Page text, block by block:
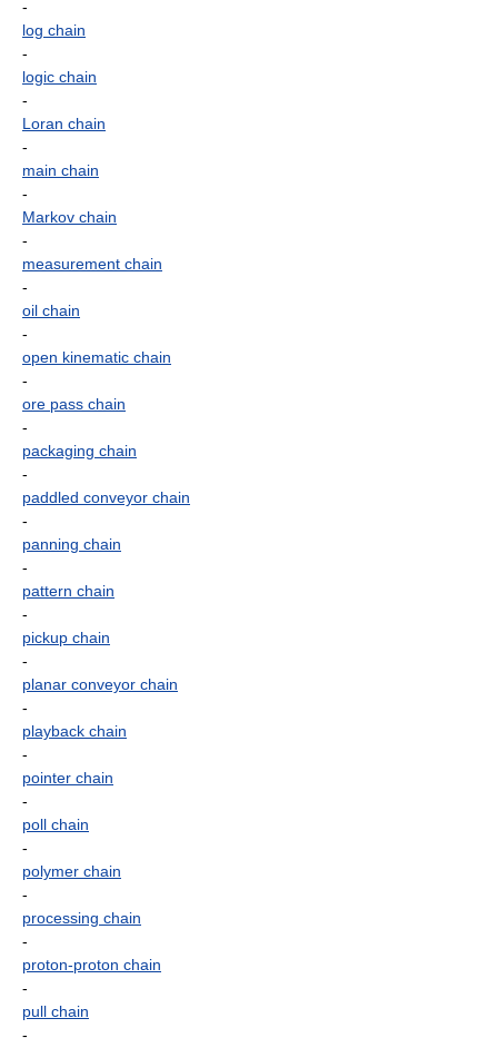
-
log chain
-
logic chain
-
Loran chain
-
main chain
-
Markov chain
-
measurement chain
-
oil chain
-
open kinematic chain
-
ore pass chain
-
packaging chain
-
paddled conveyor chain
-
panning chain
-
pattern chain
-
pickup chain
-
planar conveyor chain
-
playback chain
-
pointer chain
-
poll chain
-
polymer chain
-
processing chain
-
proton-proton chain
-
pull chain
-